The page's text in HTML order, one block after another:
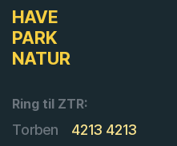
HAVE
PARK
NATUR
Ring til ZTR:
Torben
4213 4213